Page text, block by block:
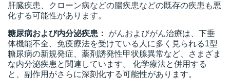
肝臓疾患、クローン病などの腸疾患などの既存の疾患も悪
化する可能性があります。
糖尿病および内分泌疾患：
がんおよびがん治療は、下垂
体機能不全、免疫療法を受けている人に多く見られる1型
糖尿病の新規発症、薬剤誘発性甲状腺異常など、さまざま
な内分泌疾患と関連しています。 化学療法と併用する
と、副作用がさらに深刻化する可能性があります。